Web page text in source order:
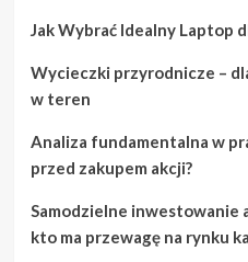
ślubu
Jak Wybrać Idealny Laptop
Wycieczki przyrodnicze –
w teren
Analiza fundamentalna w
przed zakupem akcji?
Samodzielne inwestowanie
kto ma przewagę na rynku